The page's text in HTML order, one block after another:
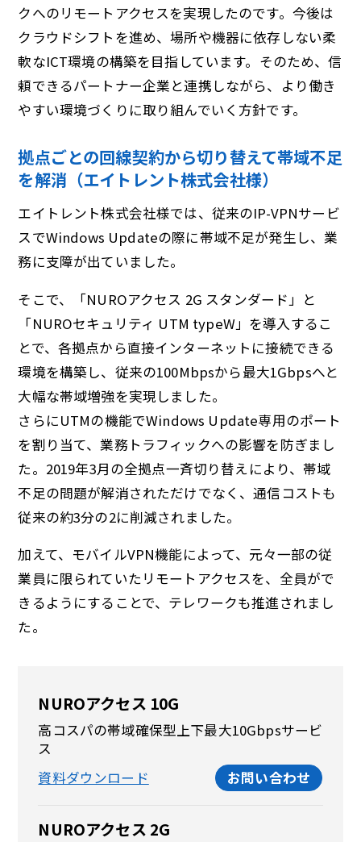
クへのリモートアクセスを実現したのです。今後は
クラウドシフトを進め、場所や機器に依存しない柔
軟なICT環境の構築を目指しています。そのため、信
頼できるパートナー企業と連携しながら、より働き
やすい環境づくりに取り組んでいく方針です。
拠点ごとの回線契約から切り替えて帯域不足
を解消（エイトレント株式会社様）
エイトレント株式会社様では、従来のIP-VPNサービ
スでWindows Updateの際に帯域不足が発生し、業
務に支障が出ていました。
そこで、「NUROアクセス 2G スタンダード」と
「NUROセキュリティ UTM typeW」を導入するこ
とで、各拠点から直接インターネットに接続できる
環境を構築し、従来の100Mbpsから最大1Gbpsへと
大幅な帯域増強を実現しました。
さらにUTMの機能でWindows Update専用のポート
を割り当て、業務トラフィックへの影響を防ぎまし
た。2019年3月の全拠点一斉切り替えにより、帯域
不足の問題が解消されただけでなく、通信コストも
従来の約3分の2に削減されました。
加えて、モバイルVPN機能によって、元々一部の従
業員に限られていたリモートアクセスを、全員がで
きるようにすることで、テレワークも推進されまし
た。
NUROアクセス 10G
高コスパの帯域確保型上下最大10Gbpsサービ
ス
資料ダウンロード
お問い合わせ
NUROアクセス 2G